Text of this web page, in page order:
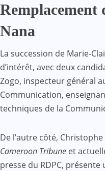
Remplacement
Nana
La succession de Marie-
d’intérêt, avec deux
Zogo, inspecteur général
Communication,
techniques de la
De l’autre côté,
Cameroon Tribune et
presse du RDPC,